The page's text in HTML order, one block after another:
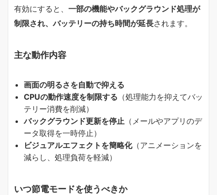
有効にすると、 一部の機能やバックグラウンド処理が
制限され、バッテリーの持ち時間が延長されます。
主な動作内容
画面の明るさを自動で抑える
CPUの動作速度を制限する （処理能力を抑えてバッ
テリー消費を削減）
バックグラウンド更新を停止 （メールやアプリのデ
ータ取得を一時停止）
ビジュアルエフェクトを簡略化（アニメーションを
減らし、処理負荷を軽減）
いつ節電モードを使うべきか